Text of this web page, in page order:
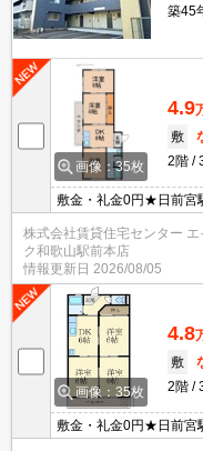
築45
画像：35枚
4.9
敷
2階
敷金・礼金0円★日前宮
株式会社賃貸住宅センター
ク和歌山駅前本店
情報更新日 2026/08/05
画像：35枚
4.8
敷
2階
敷金・礼金0円★日前宮
は、賃貸住宅センター